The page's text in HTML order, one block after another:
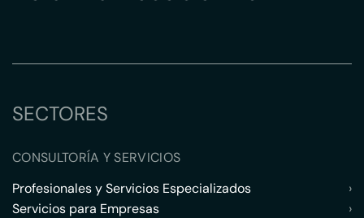
SECTORES
CONSULTORÍA Y SERVICIOS
Profesionales y Servicios Especializados
›
Servicios para Empresas
›